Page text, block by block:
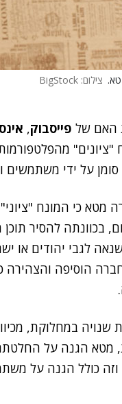
צילום: BigStock
פייסבוק,
על ידי משתמשים
כי המונח
בכוונתה להסיר
לגבי יהודים או
הוסיפה
שנויה במחלוקת,
מטא הגנה על
כולל הגנה על